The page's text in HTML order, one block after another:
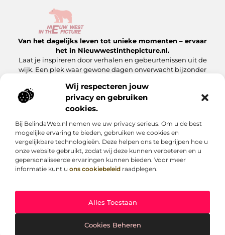
Wij respecteren jouw
privacy en gebruiken
cookies.
Bij BelindaWeb.nl nemen we uw privacy serieus. Om u de best
mogelijke ervaring te bieden, gebruiken we cookies en
vergelijkbare technologieën. Deze helpen ons te begrijpen hoe u
onze website gebruikt, zodat wij deze kunnen verbeteren en u
gepersonaliseerde ervaringen kunnen bieden. Voor meer
informatie kunt u ons cookiebeleid raadplegen.
Alles Toestaan
Cookies Beheren
Van het dagelijks leven tot unieke momenten – ervaar
het in Nieuwwestinthepicture.nl.
Laat je inspireren door verhalen en gebeurtenissen uit de
wijk. Een plek waar gewone dagen onverwacht bijzonder
Onze informatie
Bericht categorie
Cookiebeleid (EU)
@2025 www.nieuwwestinthepicture.nl. All Right Reserved.